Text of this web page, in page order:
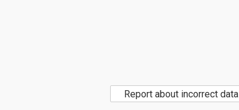
Report about incorrect data